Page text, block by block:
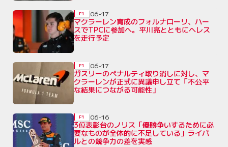
マクラーレン育成のフォルナローリ、ハー
スでTPCに参加へ。平川亮とともにヘレス
を走行予定
F1 06-17
ガスリーのペナルティ取り消しに対し、マ
クラーレンが正式に異議申し立て「不公平
な結果につながる可能性」
F1 06-17
3位表彰台のノリス「優勝争いするために必
要なものが全体的に不足している」ライバ
ルとの競争力の差を実感
F1 06-16